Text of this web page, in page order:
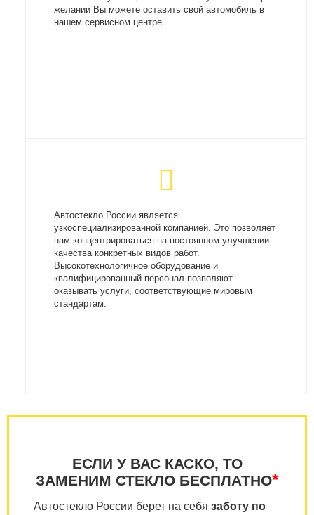
желании Вы можете оставить свой автомобиль в
нашем сервисном центре
Автостекло России является
узкоспециализированной компанией. Это позволяет
нам концентрироваться на постоянном улучшении
качества конкретных видов работ.
Высокотехнологичное оборудование и
квалифицированный персонал позволяют
оказывать услуги, соответствующие мировым
стандартам.
ЕСЛИ У ВАС КАСКО, ТО
ЗАМЕНИМ СТЕКЛО БЕСПЛАТНО*
Автостекло России берет на себя заботу по